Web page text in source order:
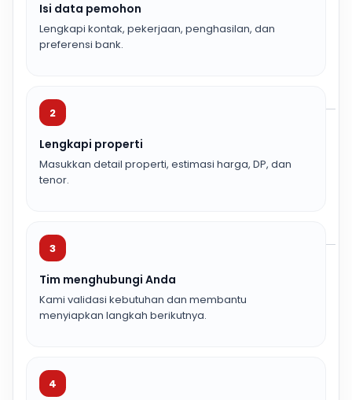
Isi data pemohon
Lengkapi kontak, pekerjaan, penghasilan, dan
preferensi bank.
2
Lengkapi properti
Masukkan detail properti, estimasi harga, DP, dan
tenor.
3
Tim menghubungi Anda
Kami validasi kebutuhan dan membantu
menyiapkan langkah berikutnya.
4